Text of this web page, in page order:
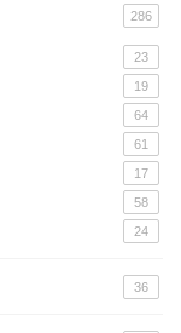
286
23
19
64
61
17
58
24
36